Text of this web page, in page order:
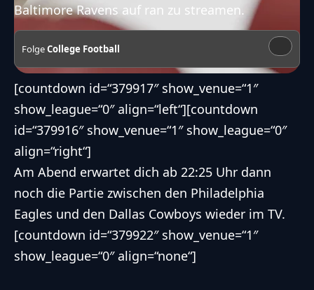
Baltimore Ravens auf ran zu streamen.
FolgeCollege Football
[countdown id=“379917″ show_venue=“1″
show_league=“0″ align=“left“][countdown
id=“379916″ show_venue=“1″ show_league=“0″
align=“right“]
Am Abend erwartet dich ab 22:25 Uhr dann
noch die Partie zwischen den Philadelphia
Eagles und den Dallas Cowboys wieder im TV.
[countdown id=“379922″ show_venue=“1″
show_league=“0″ align=“none“]